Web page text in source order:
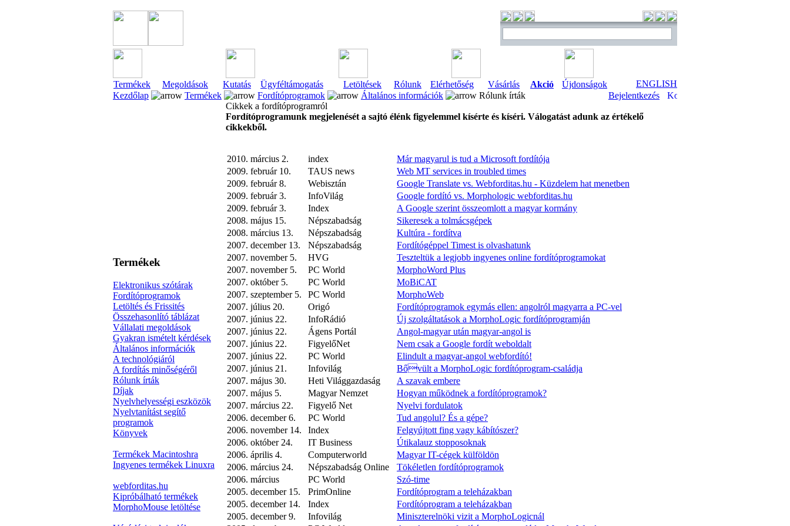
Termékek Megoldások Kutatás Ügyféltámogatás Letöltések Rólunk Elérhetőség Vásárlás Akció Újdonságok
ENGLISH
Kezdőlap
Termékek Fordítóprogramok Általános információk Rólunk írták Bejelentkezés
Termékek
Elektronikus szótárak
Fordítóprogramok
Letöltés és Frissités
Összehasonlító táblázat
Vállalati megoldások
Gyakran ismételt kérdések
Általános információk
A technológiáról
A fordítás minőségéről
Rólunk írták
Díjak
Nyelvhelyességi eszközök
Nyelvtanítást segítő
programok
Könyvek
Termékek Macintoshra
Ingyenes termékek Linuxra
webforditas.hu
Kipróbálható termékek
MorphoMouse letöltése
Cikkek a fordítóprogramról
Fordítóprogramunk megjelenését a sajtó élénk figyelemmel kísérte és kíséri. Válogatást adunk az értékelő
cikkekből.
2010. március 2. index
Már magyarul is tud a Microsoft fordítója
2009. február 10.
TAUS news
Web MT services in troubled times
2009. február 8.
Webisztán
Google Translate vs. Webforditas.hu - Küzdelem hat menetben
2009. február 3.
InfoVilág
Google fordító vs. Morphologic webforditas.hu
2009. február 3.
Index
A Google szerint összeomlott a magyar kormány
2008. május 15.
Népszabadság
Sikeresek a tolmácsgépek
2008. március 13.
Népszabadság
Kultúra - fordítva
2007. december 13.
Népszabadság
Fordítógéppel Timest is olvashatunk
2007. november 5.
HVG
Teszteltük a legjobb ingyenes online fordítóprogramokat
2007. november 5.
PC World
MorphoWord Plus
2007. október 5.
PC World
MoBiCAT
2007. szeptember 5.
PC World
MorphoWeb
2007. július 20.
Origó
Fordítóprogramok egymás ellen: angolról magyarra a PC-vel
2007. június 22.
InfoRádió
Új szolgáltatások a MorphoLogic fordítóprogramján
2007. június 22.
Ágens Portál
Angol-magyar után magyar-angol is
2007. június 22.
FigyelőNet
Nem csak a Google fordít weboldalt
2007. június 22.
PC World
Elindult a magyar-angol webfordító!
2007. június 21.
Infovilág
Bővült a MorphoLogic fordítóprogram-családja
2007. május 30.
Heti Világgazdaság
A szavak embere
2007. május 5.
Magyar Nemzet
Hogyan működnek a fordítóprogramok?
2007. március 22.
Figyelő Net
Nyelvi fordulatok
2006. december 6.
PC World
Tud angolul? És a gépe?
2006. november 14.
Index
Felgyújtott fing vagy kábítószer?
2006. október 24.
IT Business
Útikalauz stopposoknak
2006. április 4.
Computerworld
Magyar IT-cégek külföldön
2006. március 24.
Népszabadság Online
Tökéletlen fordítóprogramok
2006. március
PC World
Szó-time
2005. december 15.
PrimOnline
Fordítóprogram a teleházakban
2005. december 14.
Index
Fordítóprogram a teleházakban
2005. december 9.
Infovilág
Miniszterelnöki vizit a MorphoLogicnál